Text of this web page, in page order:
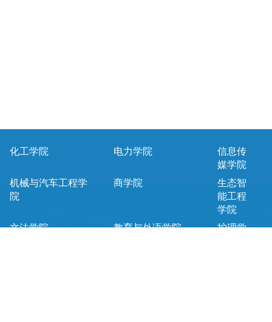
化工学院 电力学院
信息传
媒学院
机械与汽车工程学
院
商学院
生态智
能工程
学院
文法学院
教育与外语学院
护理学